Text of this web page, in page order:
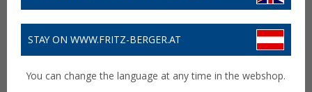
STAY ON WWW.FRITZ-BERGER.AT
You can change the language at any time in the webshop.